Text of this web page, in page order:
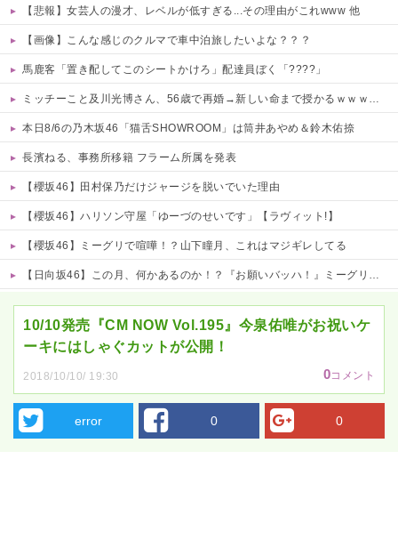
【悲報】女芸人の漫才、レベルが低すぎる...その理由がこれwww 他
【画像】こんな感じのクルマで車中泊旅したいよな？？？
馬鹿客「置き配してこのシートかけろ」配達員ぼく「????」
ミッチーこと及川光博さん、56歳で再婚→新しい命まで授かるｗｗｗｗｗ
本日8/6の乃木坂46「猫舌SHOWROOM」は筒井あやめ＆鈴木佑捺
長濱ねる、事務所移籍 フラーム所属を発表
【櫻坂46】田村保乃だけジャージを脱いでいた理由
【櫻坂46】ハリソン守屋「ゆーづのせいです」【ラヴィット!】
【櫻坂46】ミーグリで喧嘩！？山下瞳月、これはマジギレしてる
【日向坂46】この月、何かあるのか！？『お願いバッハ！』ミーグリ日程がこちら
10/10発売『CM NOW Vol.195』今泉佑唯がお祝いケ
ーキにはしゃぐカットが公開！
2018/10/10/ 19:30 0コメント
error 0 0